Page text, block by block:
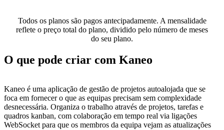
Todos os planos são pagos antecipadamente. A mensalidade
reflete o preço total do plano, dividido pelo número de meses
do seu plano.
O que pode criar com Kaneo
Kaneo é uma aplicação de gestão de projetos autoalojada que se
foca em fornecer o que as equipas precisam sem complexidade
desnecessária. Organiza o trabalho através de projetos, tarefas e
quadros kanban, com colaboração em tempo real via ligações
WebSocket para que os membros da equipa vejam as atualizações